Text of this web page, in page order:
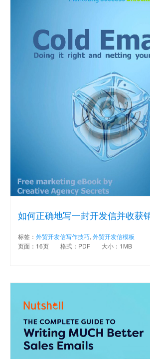
如何正确地写一封开发信并收获
标签： 外贸开发信写作技巧, 外贸开发信模板
页面：16页
格式：PDF 大小：1MB